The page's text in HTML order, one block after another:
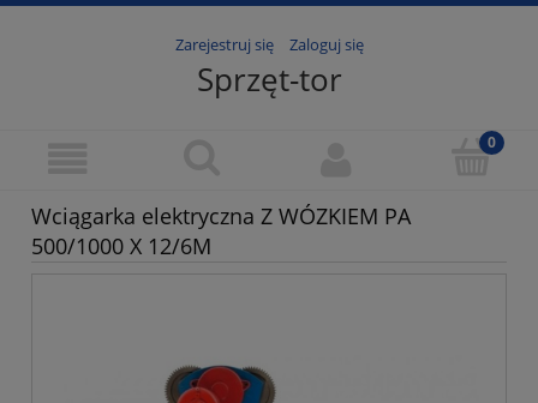
Zarejestruj się Zaloguj się
Sprzęt-tor
Wciągarka elektryczna Z WÓZKIEM PA
500/1000 X 12/6M